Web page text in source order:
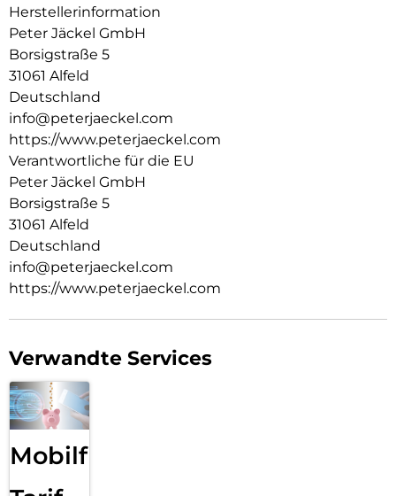
Herstellerinformation
Peter Jäckel GmbH
Borsigstraße 5
31061 Alfeld
Deutschland
info@peterjaeckel.com
https://www.peterjaeckel.com
Verantwortliche für die EU
Peter Jäckel GmbH
Borsigstraße 5
31061 Alfeld
Deutschland
info@peterjaeckel.com
https://www.peterjaeckel.com
Verwandte Services
Mobilfunk